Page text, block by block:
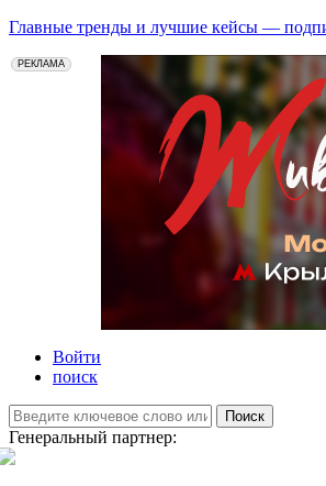
Главные тренды и лучшие кейсы —
РЕКЛАМА
Войти
поиск
Поиск
Генеральный партнер: